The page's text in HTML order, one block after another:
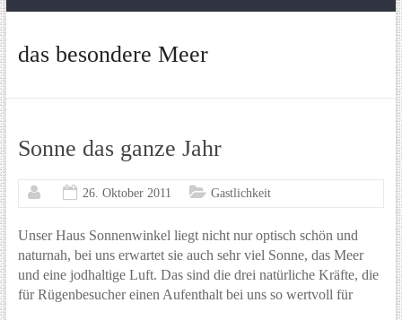
das besondere Meer
Sonne das ganze Jahr
26. Oktober 2011 Gastlichkeit
Unser Haus Sonnenwinkel liegt nicht nur optisch schön und
naturnah, bei uns erwartet sie auch sehr viel Sonne, das Meer
und eine jodhaltige Luft. Das sind die drei natürliche Kräfte, die
für Rügenbesucher einen Aufenthalt bei uns so wertvoll für